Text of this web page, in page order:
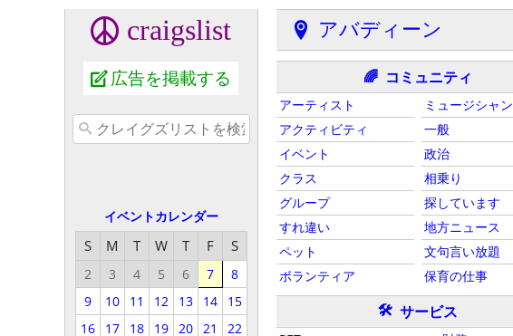
craigslist
広告を掲載する
イベントカレンダー
S M T W T F S
2 3 4 5 6 7
8
9
10 11 12 13 14
15
16
17 18 19 20 21
22
アバディーン
🌈 コミュニティ
アーティスト
アクティビティ
イベント
クラス
グループ
すれ違い
ペット
ボランティア
ミュージシャン
一般
政治
相乗り
探しています
地方ニュース
文句言い放題
保育の仕事
🛠 サービス